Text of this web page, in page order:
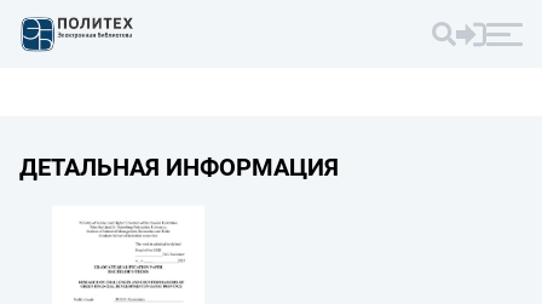
ДЕТАЛЬНАЯ ИНФОРМАЦИЯ